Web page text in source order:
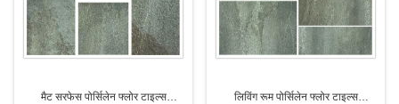
मैट सरफेस पोर्सिलेन फ्लोर टाइल्स
लिविंग रूम पोर्सिलेन फ्लोर टाइल्स